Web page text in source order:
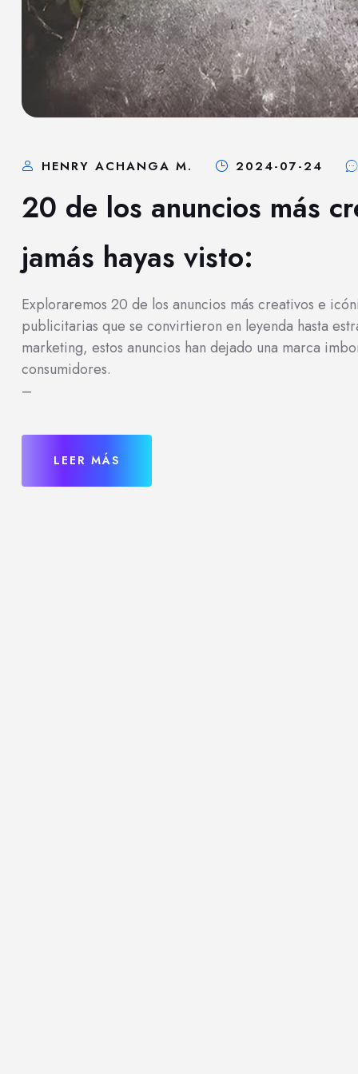
HENRY ACHANGA M. 2024-07-24
20 de los anuncios más
jamás hayas visto:
Exploraremos 20 de los anuncios más creativos e
publicitarias que se convirtieron en leyenda hasta
marketing, estos anuncios han dejado una marca
consumidores.
–
LEER MÁS